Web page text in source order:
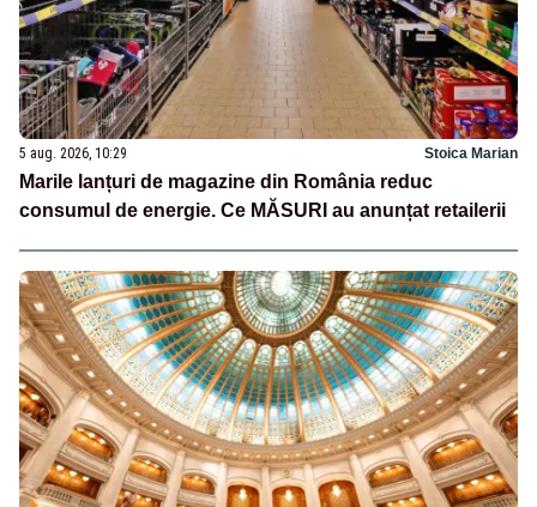
5 aug. 2026, 10:29 Stoica Marian
Marile lanțuri de magazine din România reduc
consumul de energie. Ce MĂSURI au anunțat retailerii